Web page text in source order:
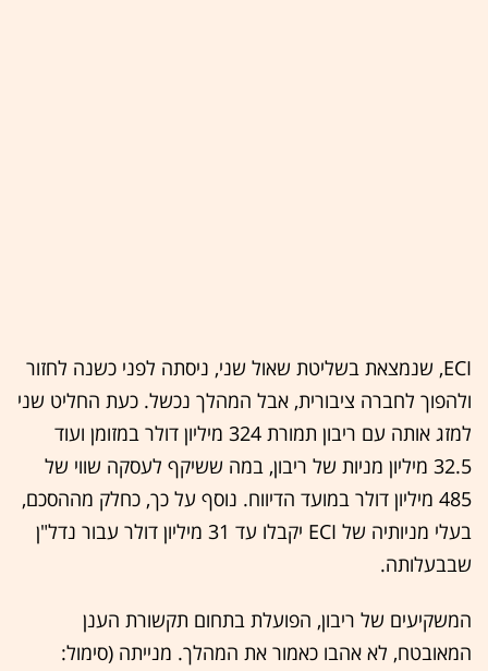
ECI, שנמצאת בשליטת שאול שני, ניסתה לפני כשנה לחזור
ולהפוך לחברה ציבורית, אבל המהלך נכשל. כעת החליט שני
למזג אותה עם ריבון תמורת 324 מיליון דולר במזומן ועוד
32.5 מיליון מניות של ריבון, במה ששיקף לעסקה שווי של
485 מיליון דולר במועד הדיווח. נוסף על כך, כחלק מההסכם,
בעלי מניותיה של ECI יקבלו עד 31 מיליון דולר עבור נדל"ן
שבבעלותה.
המשקיעים של ריבון, הפועלת בתחום תקשורת הענן
המאובטח, לא אהבו כאמור את המהלך. מנייתה (סימול: